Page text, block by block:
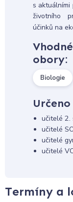
s aktuálními
životního
účinků na
obory:
Biologie
učitelé 2.
učitelé
učitelé
učitelé
Termíny a